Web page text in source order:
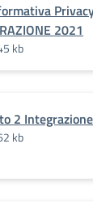
2021
kb
2
kb